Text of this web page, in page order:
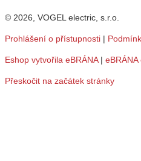
© 2026, VOGEL electric, s.r.o.
Prohlášení o přístupnosti |
Eshop vytvořila eBRÁNA|
Přeskočit na začátek stránky